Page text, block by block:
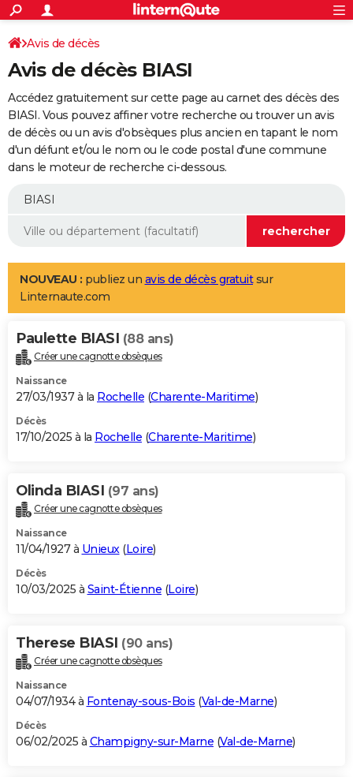
ACTUALITÉS
Politique
Société
Faits Divers
Education
Monde
Villes
+
SPORT
Coupe du monde 2026
Football
Tennis
Cyclisme
Rugby
Forum
Programme TV
TNT
Streaming
Cinéma
Sorties cinéma
Musique
+
FINANCE
Retraite
Impôts
Epargne
Immobilier
Risques naturels par ville
Banque
Assurance
Crédit
AUTO
Essais
Réserver un essai
Citadines
Berlines
SUV
Forum auto
+
Mobiles
Meilleur smartphone
Internet
Ordinateurs
Jeux vidéo
Guide high-tech
Aménagement intérieur
LIFESTYLE
Art de vivre
Bien-être
Loisirs
Mode
Modes de vie
Alimentation
Guide de la santé
Maladies
Médicaments
Sommeil
VOYAGE
Destinations
City break
Voyage nature
Voyage de noces
Forum
Climat
+PHOTO
GUIDES D'ACHAT
BONS PLANS
Carte de Noël
Carte Bonne année
Carte Saint-Valentin
Carte Pâques
Carte d'anniversaire
DICTIONNAIRE
Dictionnaire
Biographies
Citations
Expressions
Proverbes
PROGRAMME TV
S'inscrire
Se connecter
Lycées
Collèges
Primaires
Universités
Entreprises
Service militaire
Avis de recherche
AVIS DE DÉCÈS
Bricolage
Lifestyle
Culture
Sport
Auto
Television
Voyage
Cinema
Avis de décès
Avis de décès BIASI
Accédez gratuitement sur cette page au carnet des décès des
BIASI. Vous pouvez affiner votre recherche ou trouver un avis
de décès ou un avis d'obsèques plus ancien en tapant le nom
d'un défunt et/ou le nom ou le code postal d'une commune
dans le moteur de recherche ci-dessous.
NOUVEAU : publiez un avis de décès gratuitsur
Linternaute.com
Paulette BIASI (88 ans)
Créer une cagnotte obsèques
Naissance
27/03/1937 à la Rochelle (Charente-Maritime)
Décès
17/10/2025 à la Rochelle (Charente-Maritime)
Olinda BIASI (97 ans)
Créer une cagnotte obsèques
Naissance
11/04/1927 à Unieux(Loire)
Décès
10/03/2025 à Saint-Étienne (Loire)
Therese BIASI (90 ans)
Créer une cagnotte obsèques
Naissance
04/07/1934 à Fontenay-sous-Bois (Val-de-Marne)
Décès
06/02/2025 à Champigny-sur-Marne (Val-de-Marne)